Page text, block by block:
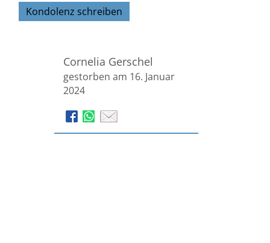
Kondolenz schreiben
Cornelia Gerschel
gestorben am 16. Januar
2024